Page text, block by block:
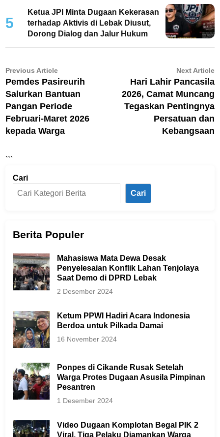
5
Ketua JPI Minta Dugaan Kekerasan
terhadap Aktivis di Lebak Diusut,
Dorong Dialog dan Jalur Hukum
Navigasi
pos
Previous ArticlePrevious
article:
Pemdes Pasireurih
Salurkan Bantuan
Pangan Periode
Februari-Maret 2026
kepada Warga
Next Article
Hari Lahir Pancasila
2026, Camat Muncang
Tegaskan Pentingnya
Persatuan dan
Kebangsaan
```
Cari
Cari
Berita Populer
Mahasiswa Mata Dewa Desak
Penyelesaian Konflik Lahan Tenjolaya
Saat Demo di DPRD Lebak
2 Desember 2024
Ketum PPWI Hadiri Acara Indonesia
Berdoa untuk Pilkada Damai
16 November 2024
Ponpes di Cikande Rusak Setelah
Warga Protes Dugaan Asusila Pimpinan
Pesantren
1 Desember 2024
Video Dugaan Komplotan Begal PIK 2
Viral, Tiga Pelaku Diamankan Warga